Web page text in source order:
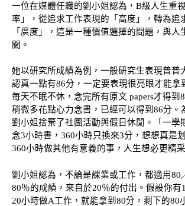
一位在媒體任職的劉小姐認為， B級人生重
率」，從追求工作表現的「高度」，轉為追
「廣度」，這是一種價值選擇的問題，與人
關。
她以研究所成績為例，一般研究生表現普普
認真一點有86分，一定要表現很亮眼才能拿
每天不眠不休，念完所有原文 papers才得到
稍微多花點心力念書，已經可以得到86分。
劉小姐捨棄了社團活動與假日休閒。「一學
念3小時書，360小時只換來3分，想想真是
360小時做其他有意義的事，人生想必更精
劉小姐認為，不論是課業或工作，都適用
80％的成績，來自於20％的付出。假設你有
20小時做A工作，就能拿到80分，剩下的80